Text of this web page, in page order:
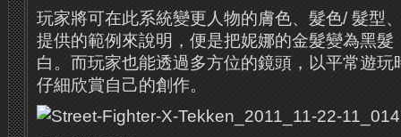
玩家將可在此系統變更人物的膚色、髮色/ 髮型
提供的範例來說明，便是把妮娜的金髮變為黑髮
白。而玩家也能透過多方位的鏡頭，以平常遊
仔細欣賞自己的創作。